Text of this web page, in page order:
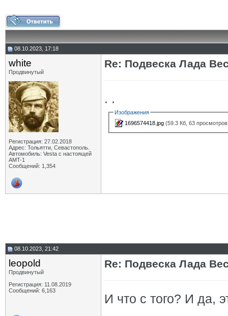
08.10.2023, 17:18
white
Продвинутый
Регистрация: 27.02.2018
Адрес: Тольятти, Севастополь.
Автомобиль: Vesta с настоящей
AMT-1
Сообщений: 1,354
Re: Подвеска Лада
. .
Изображения
1696574418.jpg (59.3 Кб, 63
08.10.2023, 21:42
leopold
Продвинутый
Регистрация: 11.08.2019
Сообщений: 6,163
Re: Подвеска Лада
И что с того? И да,